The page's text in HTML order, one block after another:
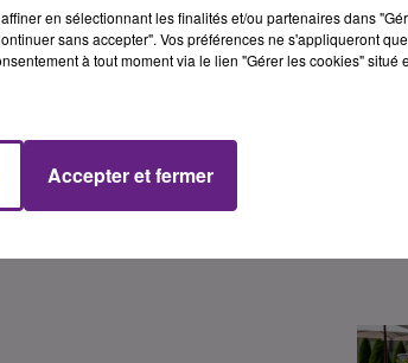
en sélectionnant les finalités et/ou partenaires dans
sans accepter". Vos préférences ne s'appliqueront
à tout moment via le lien "Gérer les cookies" situé
Accepter et fermer